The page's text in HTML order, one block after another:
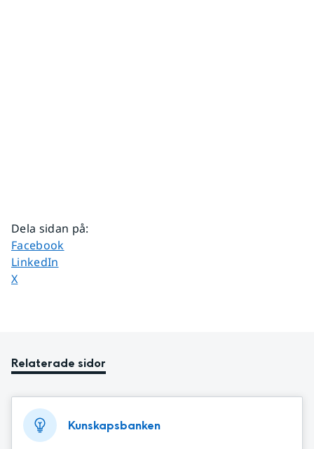
Dela sidan på:
Dela sidan på
Facebook
Dela sidan på
LinkedIn
Dela sidan på
X
Relaterade sidor
Kunskapsbanken